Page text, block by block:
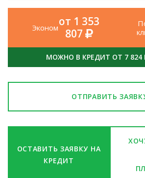
Экономот 1 353
807
МОЖНО В КРЕДИТ ОТ 7 824
ОСТАВИТЬ ЗАЯВКУ НА
КРЕДИТ
ОТПРАВИТЬ